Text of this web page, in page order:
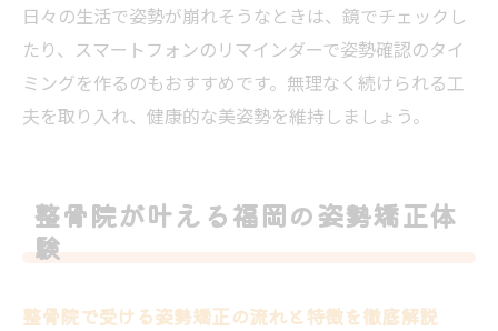
日々の生活で姿勢が崩れそうなときは、鏡でチェックし
たり、スマートフォンのリマインダーで姿勢確認のタイ
ミングを作るのもおすすめです。無理なく続けられる工
夫を取り入れ、健康的な美姿勢を維持しましょう。
整骨院が叶える福岡の姿勢矯正体
験
整骨院で受ける姿勢矯正の流れと特徴を徹底解説